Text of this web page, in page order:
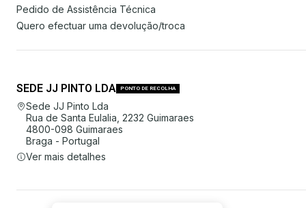
Pedido de Assistência Técnica
Quero efectuar uma devolução/troca
SEDE JJ PINTO LDA PONTO DE RECOLHA
Sede JJ Pinto Lda
Rua de Santa Eulalia, 2232 Guimaraes
4800-098 Guimaraes
Braga - Portugal
Ver mais detalhes